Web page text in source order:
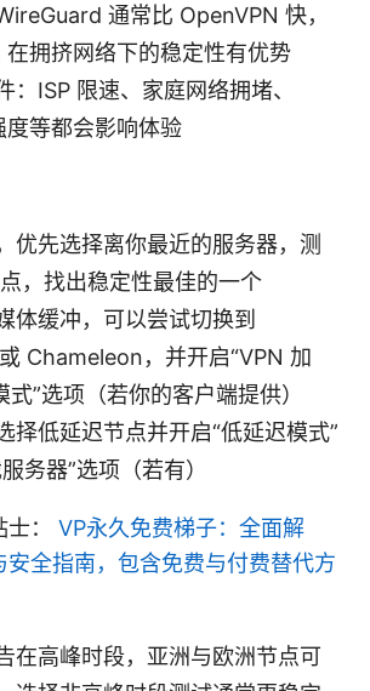
通常比 OpenVPN 快，
拥挤网络下的稳定性有优势
：ISP 限速、家庭网络拥堵、
度等都会影响体验
优先选择离你最近的服务器，测
，找出稳定性最佳的一个
体缓冲，可以尝试切换到
Chameleon，并开启“VPN 加
式”选项（若你的客户端提供）
择低延迟节点并开启“低延迟模式”
务器”选项（若有）
： VP永久免费梯子：全面解
安全指南，包含免费与付费替代方
在高峰时段，亚洲与欧洲节点可